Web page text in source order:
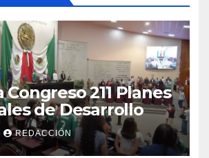
211 Planes
de Desarrollo
REDACCIÓN